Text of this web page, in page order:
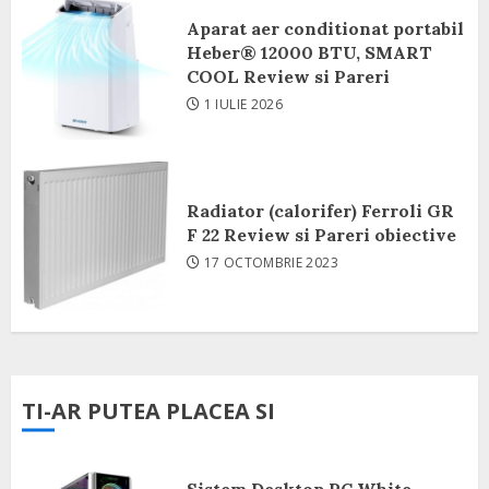
Aparat aer conditionat portabil
Heber® 12000 BTU, SMART
COOL Review si Pareri
1 IULIE 2026
Radiator (calorifer) Ferroli GR
F 22 Review si Pareri obiective
17 OCTOMBRIE 2023
TI-AR PUTEA PLACEA SI